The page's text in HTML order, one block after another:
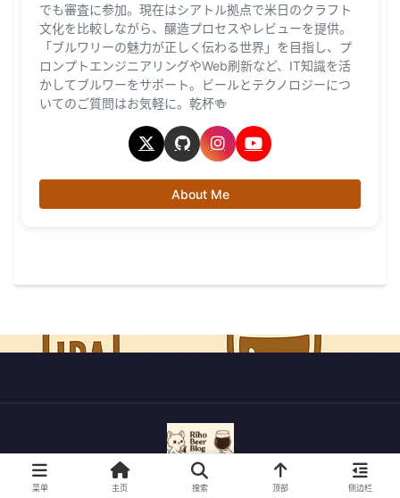
でも審査に参加。現在はシアトル拠点で米日のクラフト
文化を比較しながら、醸造プロセスやレビューを提供。
「ブルワリーの魅力が正しく伝わる世界」を目指し、プ
ロンプトエンジニアリングやWeb刷新など、IT知識を活
かしてブルワーをサポート。ビールとテクノロジーにつ
いてのご質問はお気軽に。乾杯🍻
About Me
© 2022-2026 利穗的精酿啤酒之旅.
菜单 主页 搜索 顶部 侧边栏